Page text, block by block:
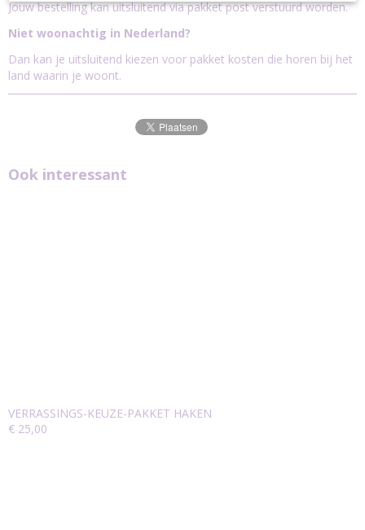
Jouw bestelling kan uitsluitend via pakket post verstuurd worden.
Niet woonachtig in Nederland?
Dan kan je uitsluitend kiezen voor pakket kosten die horen bij het
land waarin je woont.
Ook interessant
VERRASSINGS-KEUZE-PAKKET HAKEN
€ 25,00